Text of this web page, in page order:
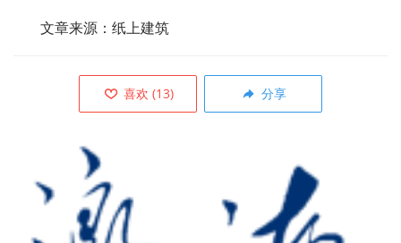
文章来源：纸上建筑
喜欢 (13) 分享